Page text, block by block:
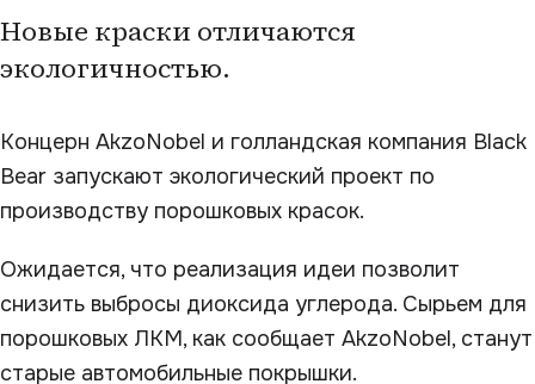
Новые краски отличаются
экологичностью.
Концерн AkzoNobel и голландская компания Black
Bear запускают экологический проект по
производству порошковых красок.
Ожидается, что реализация идеи позволит
снизить выбросы диоксида углерода. Сырьем для
порошковых ЛКМ, как сообщает AkzoNobel, станут
старые автомобильные покрышки.